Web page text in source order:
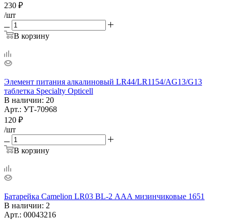
230 ₽
/шт
В корзину
Элемент питания алкалиновый LR44/LR1154/AG13/G13
таблетка Specialty Opticell
В наличии: 20
Арт.: УТ-70968
120 ₽
/шт
В корзину
Батарейка Camelion LR03 BL-2 ААА мизинчиковые 1651
В наличии: 2
Арт.: 00043216